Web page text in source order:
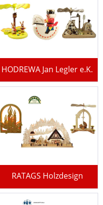
HODREWA Jan Legler e.K.
RATAGS Holzdesign